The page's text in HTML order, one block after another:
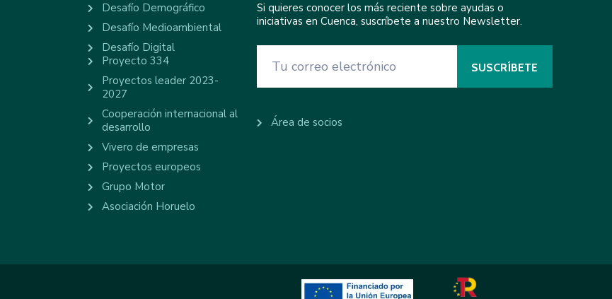
Desafío Demográfico
Desafío Medioambiental
Desafío Digital
Proyecto 334
Proyectos leader 2023-
2027
Cooperación internacional al
desarrollo
Vivero de empresas
Proyectos europeos
Grupo Motor
Asociación Horuelo
Si quieres conocer los más reciente sobre ayudas o
iniciativas en Cuenca, suscríbete a nuestro Newsletter.
Área de socios